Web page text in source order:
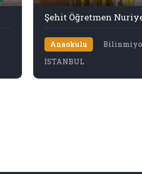
Anaokulu
İSTANBUL